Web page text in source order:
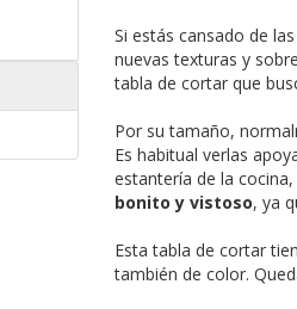
Si estás cansado de
nuevas texturas y
tabla de cortar que
Por su tamaño,
Es habitual verlas
estantería de la
bonito y vistoso, ya
Esta tabla de cortar
también de color.